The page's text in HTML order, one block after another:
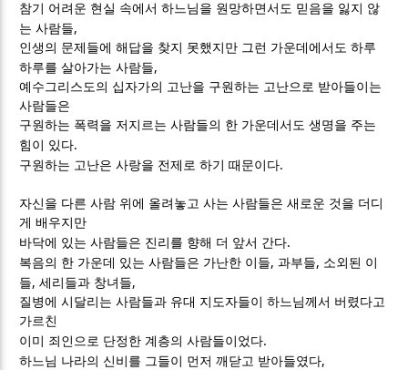
참기 어려운 현실 속에서 하느님을 원망하면서도 믿음을 잃지 않
는 사람들,
인생의 문제들에 해답을 찾지 못했지만 그런 가운데에서도 하루
하루를 살아가는 사람들,
예수그리스도의 십자가의 고난을 구원하는 고난으로 받아들이는
사람들은
구원하는 폭력을 저지르는 사람들의 한 가운데서도 생명을 주는
힘이 있다.
구원하는 고난은 사랑을 전제로 하기 때문이다.
자신을 다른 사람 위에 올려놓고 사는 사람들은 새로운 것을 더디
게 배우지만
바닥에 있는 사람들은 진리를 향해 더 앞서 간다.
복음의 한 가운데 있는 사람들은 가난한 이들,과부들, 소외된 이
들,세리들과 창녀들,
질병에 시달리는 사람들과 유대 지도자들이 하느님께서 버렸다고
가르친
이미 죄인으로 단정한 계층의 사람들이었다.
하느님 나라의 신비를 그들이 먼저 깨닫고 받아들였다,